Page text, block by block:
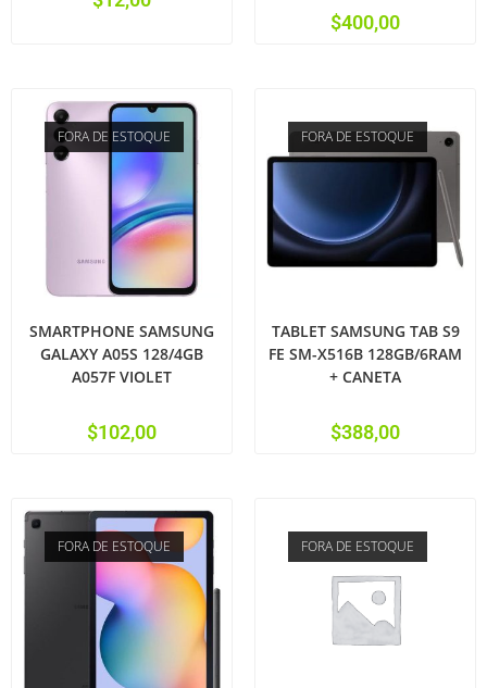
$400,00
FORA DE ESTOQUE
SMARTPHONE SAMSUNG
GALAXY A05S 128/4GB
A057F VIOLET
$102,00
FORA DE ESTOQUE
TABLET SAMSUNG TAB S9
FE SM-X516B 128GB/6RAM
+ CANETA
$388,00
FORA DE ESTOQUE FORA DE ESTOQUE